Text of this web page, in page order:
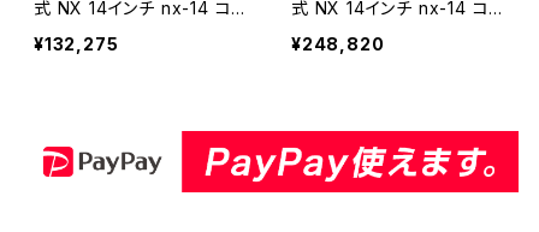
式 NX 14インチ nx-14 コン
クリート二次製品など セグ
メントタイプ NX-14-05
¥132,275
式 NX 14インチ nx-14 コン
クリート二次製品など セグ
メントタイプ NX-14-10
¥248,820